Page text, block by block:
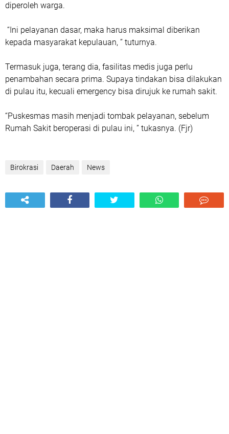
diperoleh warga.
“Ini pelayanan dasar, maka harus maksimal diberikan
kepada masyarakat kepulauan, ” tuturnya.
Termasuk juga, terang dia, fasilitas medis juga perlu
penambahan secara prima. Supaya tindakan bisa dilakukan
di pulau itu, kecuali emergency bisa dirujuk ke rumah sakit.
“Puskesmas masih menjadi tombak pelayanan, sebelum
Rumah Sakit beroperasi di pulau ini, ” tukasnya. (Fjr)
Birokrasi Daerah News